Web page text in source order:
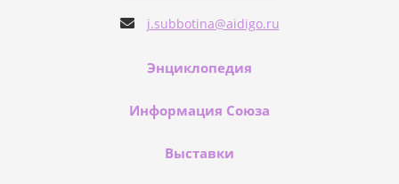
j.subbotina@aidigo.ru
Энциклопедия
Информация Союза
Выставки